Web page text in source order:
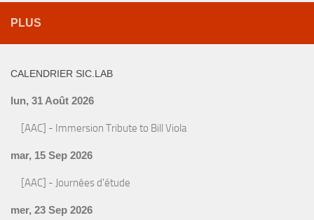
PLUS
CALENDRIER SIC.LAB
lun, 31 Août 2026
[AAC] - Immersion Tribute to Bill Viola
mar, 15 Sep 2026
[AAC] - Journées d'étude
mer, 23 Sep 2026